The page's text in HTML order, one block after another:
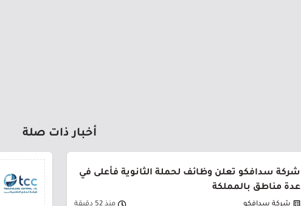
أخبار ذات صلة
شركة سدافكو تعلن وظائف لحملة الثانوية فأعلى في
عدة مناطق بالمملكة